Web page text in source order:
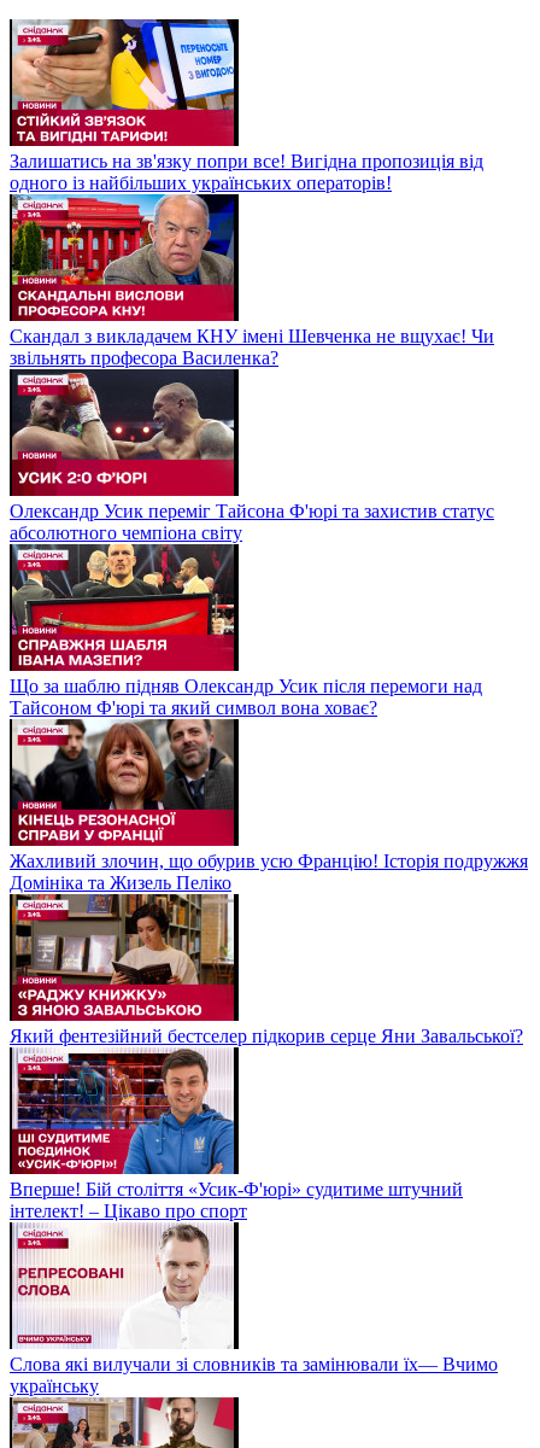
Залишатись на зв'язку попри все! Вигідна пропозиція від
одного із найбільших українських операторів!
Скандал з викладачем КНУ імені Шевченка не вщухає! Чи
звільнять професора Василенка?
Олександр Усик переміг Тайсона Ф'юрі та захистив статус
абсолютного чемпіона світу
Що за шаблю підняв Олександр Усик після перемоги над
Тайсоном Ф'юрі та який символ вона ховає?
Жахливий злочин, що обурив усю Францію! Історія подружжя
Домініка та Жизель Пеліко
Який фентезійний бестселер підкорив серце Яни Завальської?
Вперше! Бій століття «Усик-Ф'юрі» судитиме штучний
інтелект! – Цікаво про спорт
Слова які вилучали зі словників та замінювали їх— Вчимо
українську